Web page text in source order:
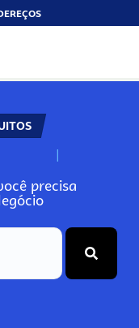
N
precisa